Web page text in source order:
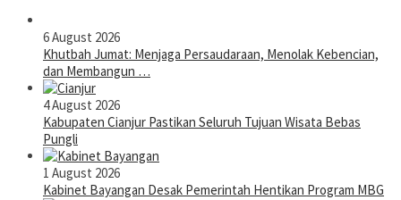
6 August 2026
Khutbah Jumat: Menjaga Persaudaraan, Menolak Kebencian,
dan Membangun …
4 August 2026
Kabupaten Cianjur Pastikan Seluruh Tujuan Wisata Bebas
Pungli
1 August 2026
Kabinet Bayangan Desak Pemerintah Hentikan Program MBG